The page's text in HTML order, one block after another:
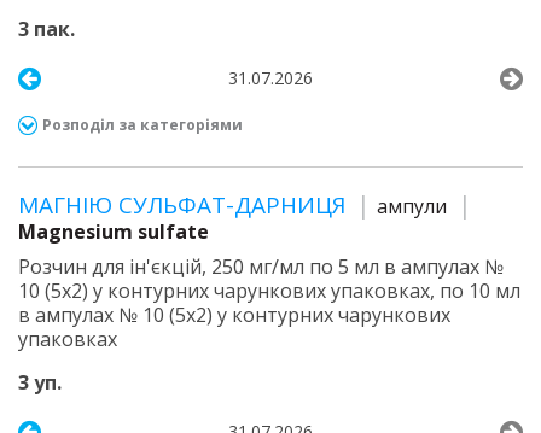
3 пак.
31.07.2026
Розподіл за категоріями
МАГНІЮ СУЛЬФАТ-ДАРНИЦЯ
ампули
Magnesium sulfate
Розчин для ін'єкцій, 250 мг/мл по 5 мл в ампулах №
10 (5х2) у контурних чарункових упаковках, по 10 мл
в ампулах № 10 (5х2) у контурних чарункових
упаковках
3 уп.